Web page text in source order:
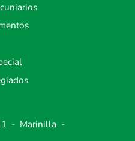
- Marinilla -